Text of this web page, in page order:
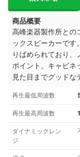
商品概要
高峰楽器製作所との
ックスピーカーです
りばめられており
ポイント。キャビネ
見た目までグッドな
再生最低周波数
再生最高周波数
ダイナミックレン
ジ